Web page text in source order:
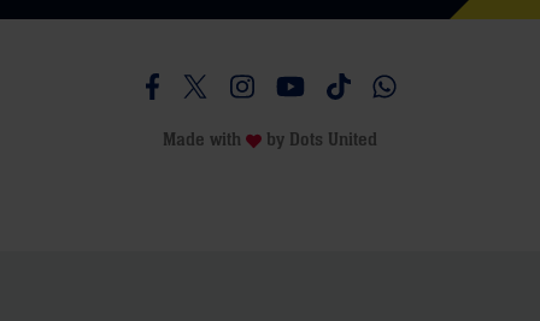
Besucht uns auf Facebook
Besucht uns auf Twitter
Besucht uns auf Instagram
Besucht uns auf Youtube
Besucht uns auf
Besucht uns auf
Made with by Dots United